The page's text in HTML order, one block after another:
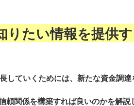
りたい情報を提供
していくためには、新たな資金調
関係を構築すれば良いのかを解説